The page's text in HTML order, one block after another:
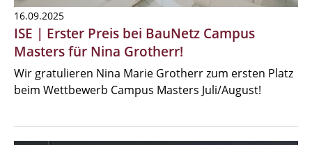
16.09.2025
ISE | Erster Preis bei BauNetz Campus
Masters für Nina Grotherr!
Wir gratulieren Nina Marie Grotherr zum ersten Platz
beim Wettbewerb Campus Masters Juli/August!